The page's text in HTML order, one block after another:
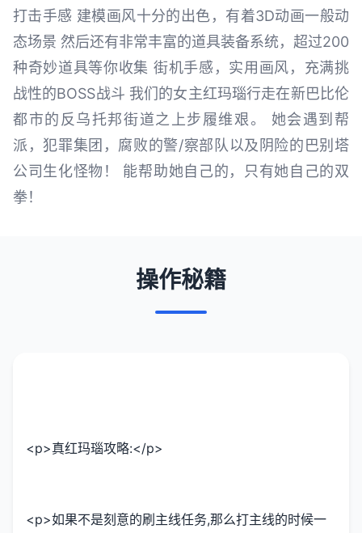
打击手感 建模画风十分的出色，有着3D动画一般动
态场景 然后还有非常丰富的道具装备系统，超过200
种奇妙道具等你收集 街机手感，实用画风，充满挑
战性的BOSS战斗 我们的女主红玛瑙行走在新巴比伦
都市的反乌托邦街道之上步履维艰。 她会遇到帮
派，犯罪集团，腐败的警/察部队以及阴险的巴别塔
公司生化怪物！ 能帮助她自己的，只有她自己的双
拳！
操作秘籍
<p>真红玛瑙攻略:</p>
<p>如果不是刻意的刷主线任务,那么打主线的时候一